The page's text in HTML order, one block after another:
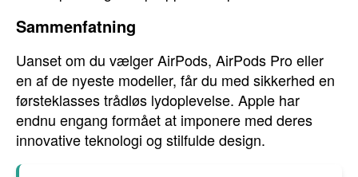
Sammenfatning
Uanset om du vælger AirPods, AirPods Pro eller
en af de nyeste modeller, får du med sikkerhed en
førsteklasses trådløs lydoplevelse. Apple har
endnu engang formået at imponere med deres
innovative teknologi og stilfulde design.